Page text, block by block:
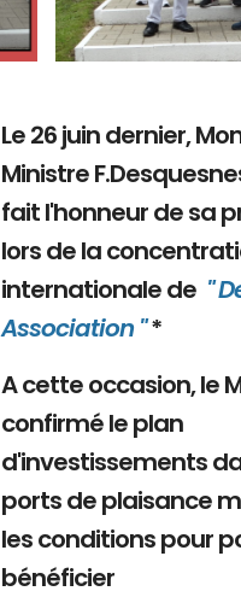
Le 26 juin dernier,
Ministre
fait l'honneur de sa
lors de la
internationale de "
Association "*
A cette occasion, le
confirmé le plan
d'investissements
ports de plaisance
les conditions pour
bénéficier